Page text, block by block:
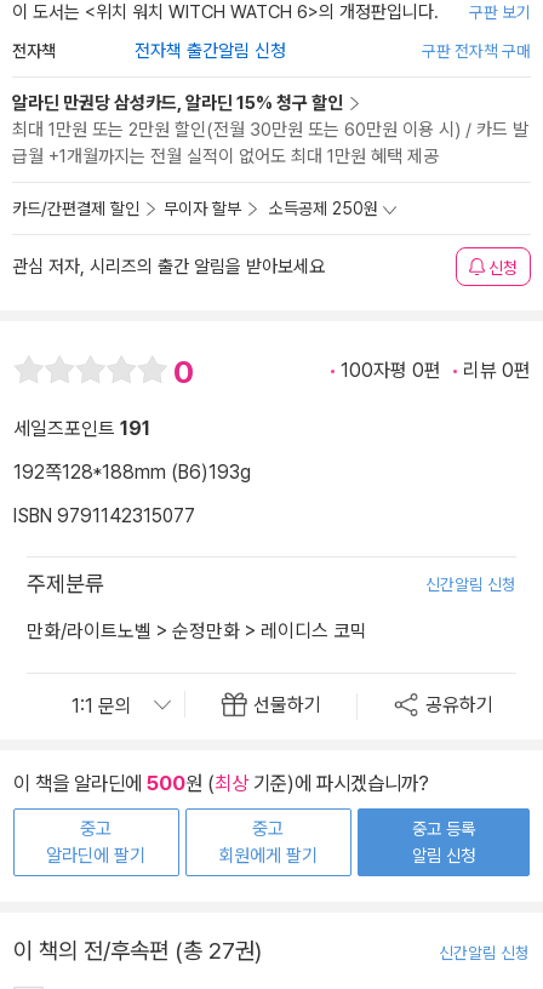
이 도서는 <위치 워치 WITCH WATCH 6>의 개정판입니다. 구판 보기
전자책 전자책 출간알림 신청 구판 전자책 구매
알라딘 만권당 삼성카드, 알라딘 15% 청구 할인
최대 1만원 또는 2만원 할인(전월 30만원 또는 60만원 이용 시) / 카드 발
급월 +1개월까지는 전월 실적이 없어도 최대 1만원 혜택 제공
카드/간편결제 할인 무이자 할부 소득공제 250원
관심 저자, 시리즈의 출간 알림을 받아보세요 신청
0 100자평 0편 리뷰 0편
세일즈포인트 191
192쪽128*188mm (B6)193g
ISBN 9791142315077
주제분류 신간알림 신청
만화/라이트노벨 > 순정만화 > 레이디스 코믹
선물하기 공유하기
이 책을 알라딘에 500원 (최상기준)에 파시겠습니까?
중고
알라딘에 팔기
중고
회원에게 팔기
중고 등록
알림 신청
이 책의 전/후속편 (총 27권) 신간알림 신청